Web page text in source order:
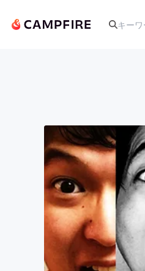
アー
テク
映像
ビジ